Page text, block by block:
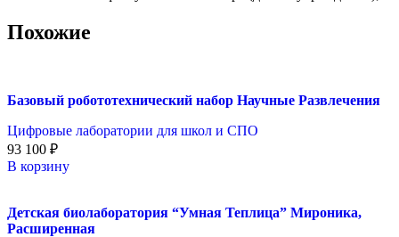
Похожие
Базовый робототехнический набор Научные Развлечения
Цифровые лаборатории для школ и СПО
93 100 ₽
В корзину
Детская биолаборатория “Умная Теплица” Мироника,
Расширенная